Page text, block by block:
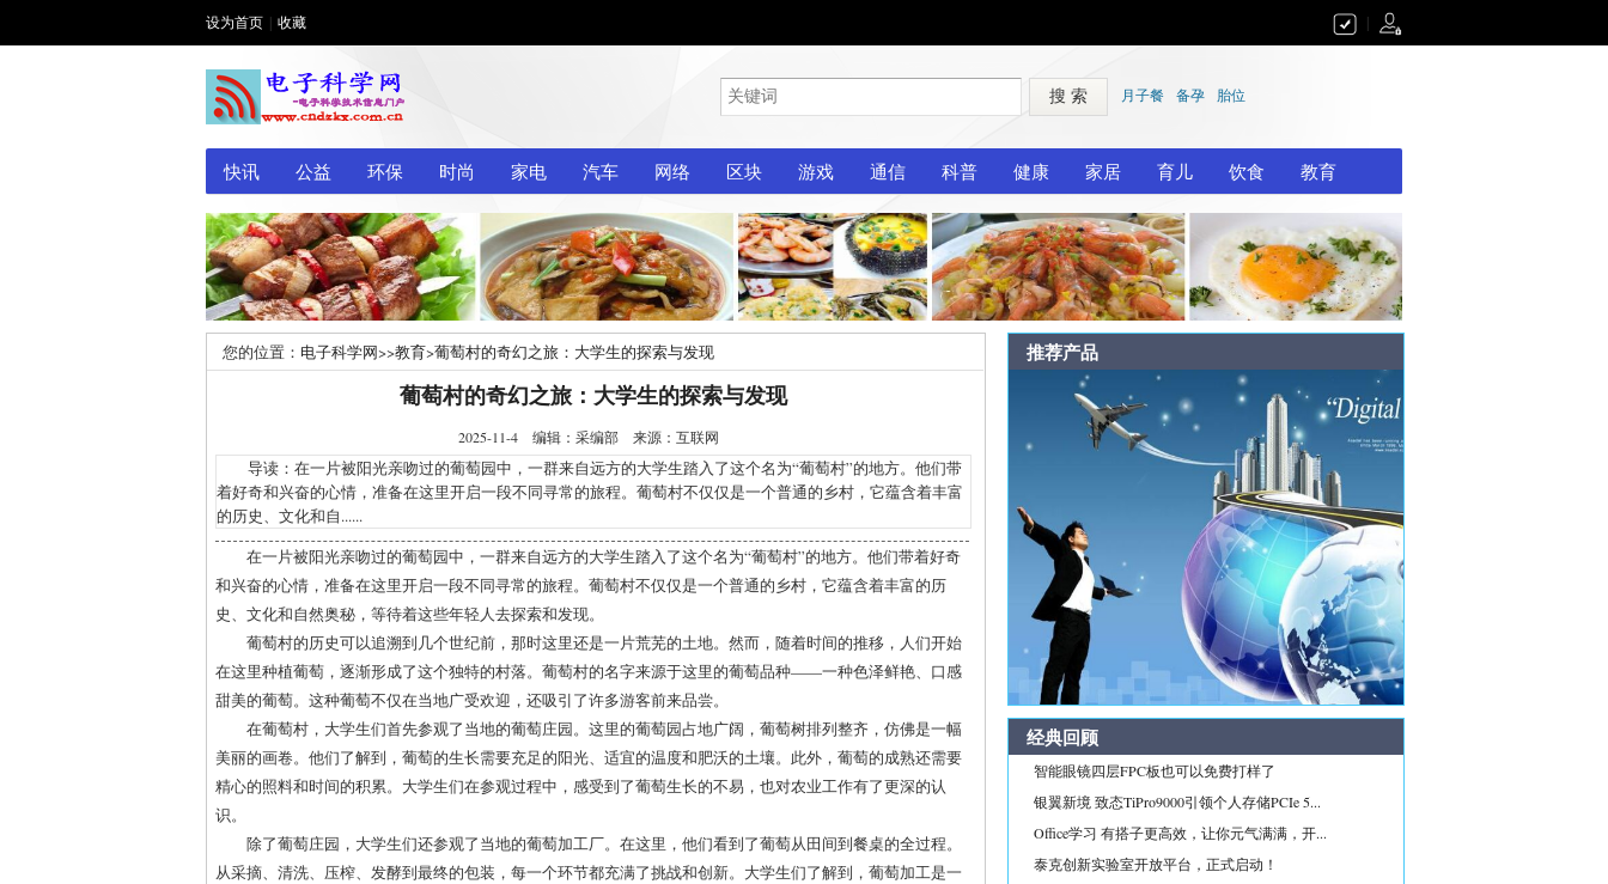
设为首页 收藏
搜 索 月子餐 备孕 胎位
快讯 公益 环保 时尚 家电 汽车 网络 区块 游戏 通信 科普 健康 家居 育儿 饮食 教育
您的位置： 电子科学网>>教育>葡萄村的奇幻之旅：大学生的探索与发现
葡萄村的奇幻之旅：大学生的探索与发现
2025-11-4 编辑：采编部 来源：互联网
导读：在一片被阳光亲吻过的葡萄园中，一群来自远方的大学生踏入了这个名为“葡萄村”的地方。他们带
着好奇和兴奋的心情，准备在这里开启一段不同寻常的旅程。葡萄村不仅仅是一个普通的乡村，它蕴含着丰富
的历史、文化和自......
在一片被阳光亲吻过的葡萄园中，一群来自远方的大学生踏入了这个名为“葡萄村”的地方。他们带着好奇
和兴奋的心情，准备在这里开启一段不同寻常的旅程。葡萄村不仅仅是一个普通的乡村，它蕴含着丰富的历
史、文化和自然奥秘，等待着这些年轻人去探索和发现。
葡萄村的历史可以追溯到几个世纪前，那时这里还是一片荒芜的土地。然而，随着时间的推移，人们开始
在这里种植葡萄，逐渐形成了这个独特的村落。葡萄村的名字来源于这里的葡萄品种——一种色泽鲜艳、口感
甜美的葡萄。这种葡萄不仅在当地广受欢迎，还吸引了许多游客前来品尝。
在葡萄村，大学生们首先参观了当地的葡萄庄园。这里的葡萄园占地广阔，葡萄树排列整齐，仿佛是一幅
美丽的画卷。他们了解到，葡萄的生长需要充足的阳光、适宜的温度和肥沃的土壤。此外，葡萄的成熟还需要
精心的照料和时间的积累。大学生们在参观过程中，感受到了葡萄生长的不易，也对农业工作有了更深的认
识。
除了葡萄庄园，大学生们还参观了当地的葡萄加工厂。在这里，他们看到了葡萄从田间到餐桌的全过程。
从采摘、清洗、压榨、发酵到最终的包装，每一个环节都充满了挑战和创新。大学生们了解到，葡萄加工是一
推荐产品
经典回顾
智能眼镜四层FPC板也可以免费打样了
银翼新境 致态TiPro9000引领个人存储PCIe 5...
Office学习 有搭子更高效，让你元气满满，开...
泰克创新实验室开放平台，正式启动！